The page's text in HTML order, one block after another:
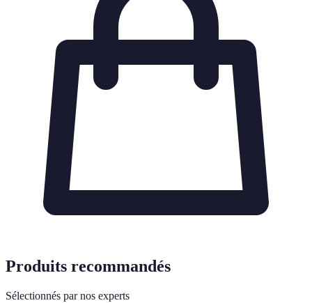
Produits recommandés
Sélectionnés par nos experts